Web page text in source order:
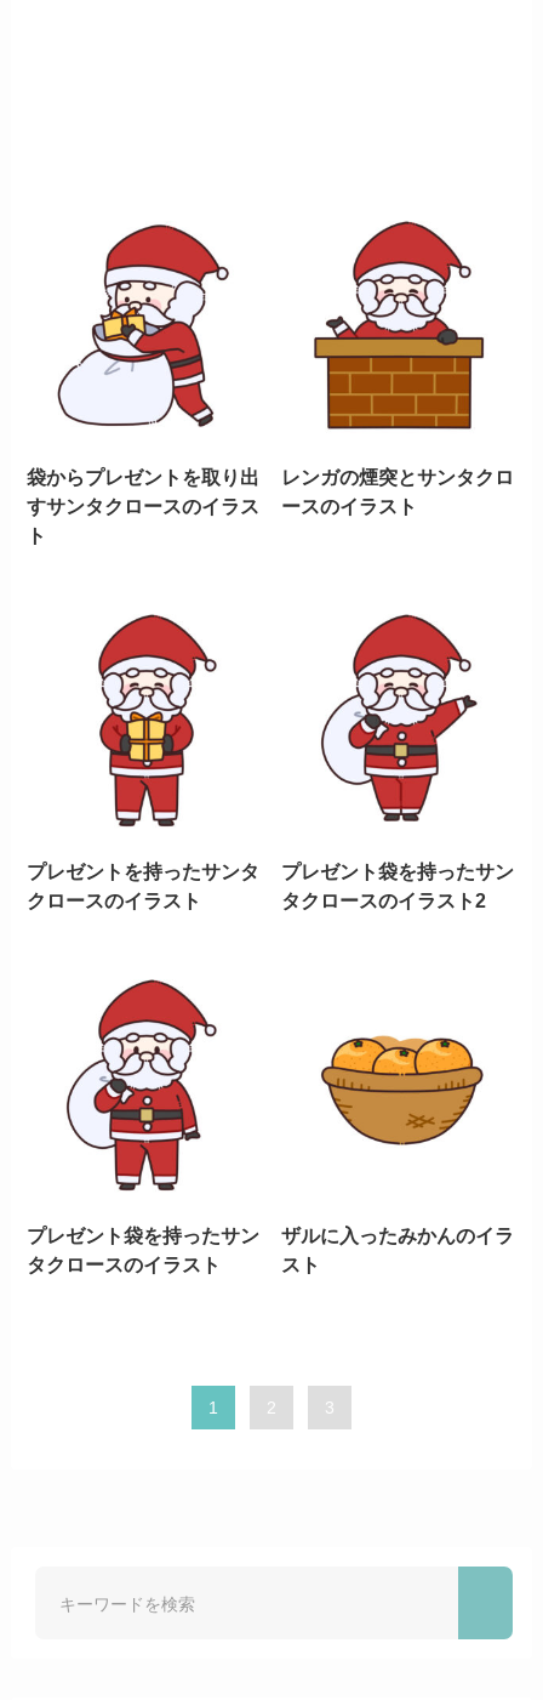
袋からプレゼントを取り出
すサンタクロースのイラス
ト
レンガの煙突とサンタクロ
ースのイラスト
プレゼントを持ったサンタ
クロースのイラスト
プレゼント袋を持ったサン
タクロースのイラスト2
プレゼント袋を持ったサン
タクロースのイラスト
ザルに入ったみかんのイラ
スト
1 2 3